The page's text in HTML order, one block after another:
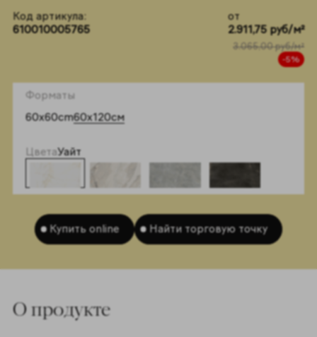
Код артикула:
610010005765
от
2.911,75 руб/м²
3.065,00 руб/м²
-5%
Форматы
60x60cm60x120см
ЦветаУайт
Купить online Найти торговую точку
O продукте